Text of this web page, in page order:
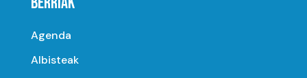
Agenda
Albisteak